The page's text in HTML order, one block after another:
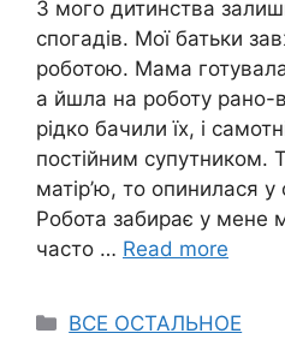
З мого дитинства
спогадів. Мої батьки
роботою. Мама
а йшла на роботу рано-
рідко бачили їх, і
постійним супутником.
матір’ю, то опинилася у
Робота забирає у мене
часто … Read more
Categories
ВСЕ ОСТАЛЬНОЕ